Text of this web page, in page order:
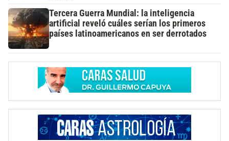
Tercera Guerra Mundial: la inteligencia
artificial reveló cuáles serían los primeros
países latinoamericanos en ser derrotados